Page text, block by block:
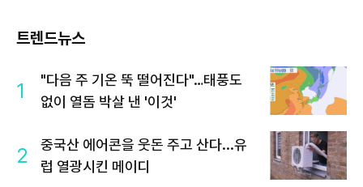
트렌드뉴스
1
"다음 주 기온 뚝 떨어진다"…태풍도
없이 열돔 박살 낸 '이것'
2
중국산 에어콘을 웃돈 주고 산다...유
럽 열광시킨 메이디